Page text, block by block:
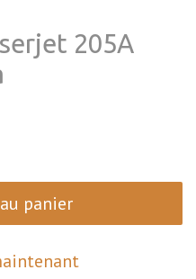
205A
panier